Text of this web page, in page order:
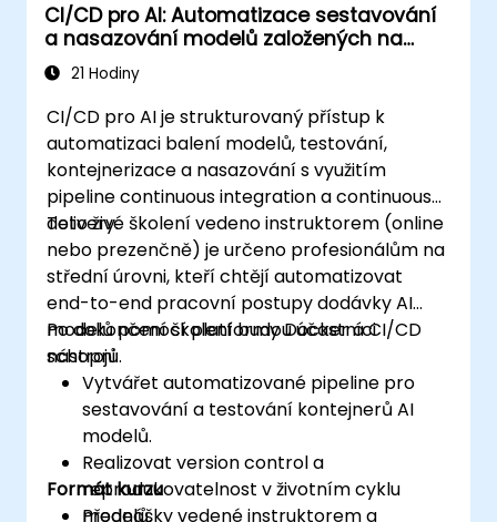
CI/CD pro AI: Automatizace sestavování
a nasazování modelů založených na
Dockeru
21 Hodiny
CI/CD pro AI je strukturovaný přístup k
automatizaci balení modelů, testování,
kontejnerizace a nasazování s využitím
pipeline continuous integration a continuous
delivery.
Toto živé školení vedeno instruktorem (online
nebo prezenčně) je určeno profesionálům na
střední úrovni, kteří chtějí automatizovat
end-to-end pracovní postupy dodávky AI
modelů pomocí platformy Docker a CI/CD
nástrojů.
Po dokončení školení budou účastníci
schopni:
Vytvářet automatizované pipeline pro
sestavování a testování kontejnerů AI
modelů.
Realizovat version control a
reprodukovatelnost v životním cyklu
modelů.
Formát kurzu
Přednášky vedené instruktorem a